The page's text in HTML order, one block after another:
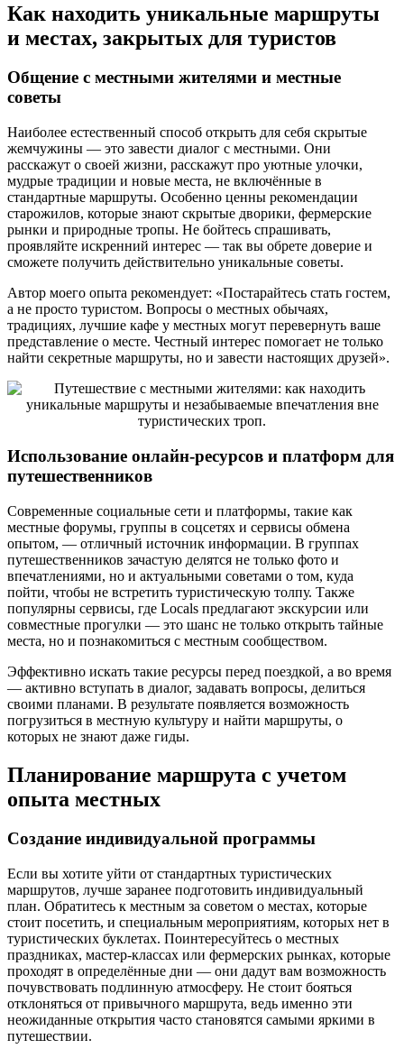
Как находить уникальные маршруты
и местах, закрытых для туристов
Общение с местными жителями и местные
советы
Наиболее естественный способ открыть для себя скрытые
жемчужины — это завести диалог с местными. Они
расскажут о своей жизни, расскажут про уютные улочки,
мудрые традиции и новые места, не включённые в
стандартные маршруты. Особенно ценны рекомендации
старожилов, которые знают скрытые дворики, фермерские
рынки и природные тропы. Не бойтесь спрашивать,
проявляйте искренний интерес — так вы обрете доверие и
сможете получить действительно уникальные советы.
Автор моего опыта рекомендует: «Постарайтесь стать гостем,
а не просто туристом. Вопросы о местных обычаях,
традициях, лучшие кафе у местных могут перевернуть ваше
представление о месте. Честный интерес помогает не только
найти секретные маршруты, но и завести настоящих друзей».
Использование онлайн-ресурсов и платформ для
путешественников
Современные социальные сети и платформы, такие как
местные форумы, группы в соцсетях и сервисы обмена
опытом, — отличный источник информации. В группах
путешественников зачастую делятся не только фото и
впечатлениями, но и актуальными советами о том, куда
пойти, чтобы не встретить туристическую толпу. Также
популярны сервисы, где Locals предлагают экскурсии или
совместные прогулки — это шанс не только открыть тайные
места, но и познакомиться с местным сообществом.
Эффективно искать такие ресурсы перед поездкой, а во время
— активно вступать в диалог, задавать вопросы, делиться
своими планами. В результате появляется возможность
погрузиться в местную культуру и найти маршруты, о
которых не знают даже гиды.
Планирование маршрута с учетом
опыта местных
Создание индивидуальной программы
Если вы хотите уйти от стандартных туристических
маршрутов, лучше заранее подготовить индивидуальный
план. Обратитесь к местным за советом о местах, которые
стоит посетить, и специальным мероприятиям, которых нет в
туристических буклетах. Поинтересуйтесь о местных
праздниках, мастер-классах или фермерских рынках, которые
проходят в определённые дни — они дадут вам возможность
почувствовать подлинную атмосферу. Не стоит бояться
отклоняться от привычного маршрута, ведь именно эти
неожиданные открытия часто становятся самыми яркими в
путешествии.